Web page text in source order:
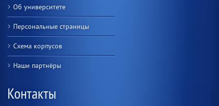
Об университете
Персональные страницы
Схема корпусов
Наши партнёры
Контакты